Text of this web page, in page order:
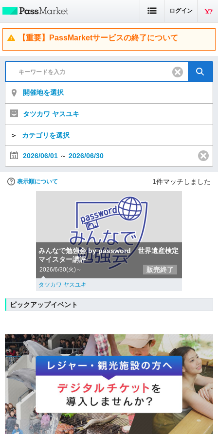
ログイン
【重要】PassMarketサービスの終了について
開催地を選択
タツカワ ヤスユキ
＞ カテゴリを選択
2026/06/01 ～ 2026/06/30
表示順について 1件マッチしました
みんなで勉強会 by password 世界遺産検定
マイスター講評
2026/6/30(火)～ 販売終了
タツカワ ヤスユキ
ピックアップイベント